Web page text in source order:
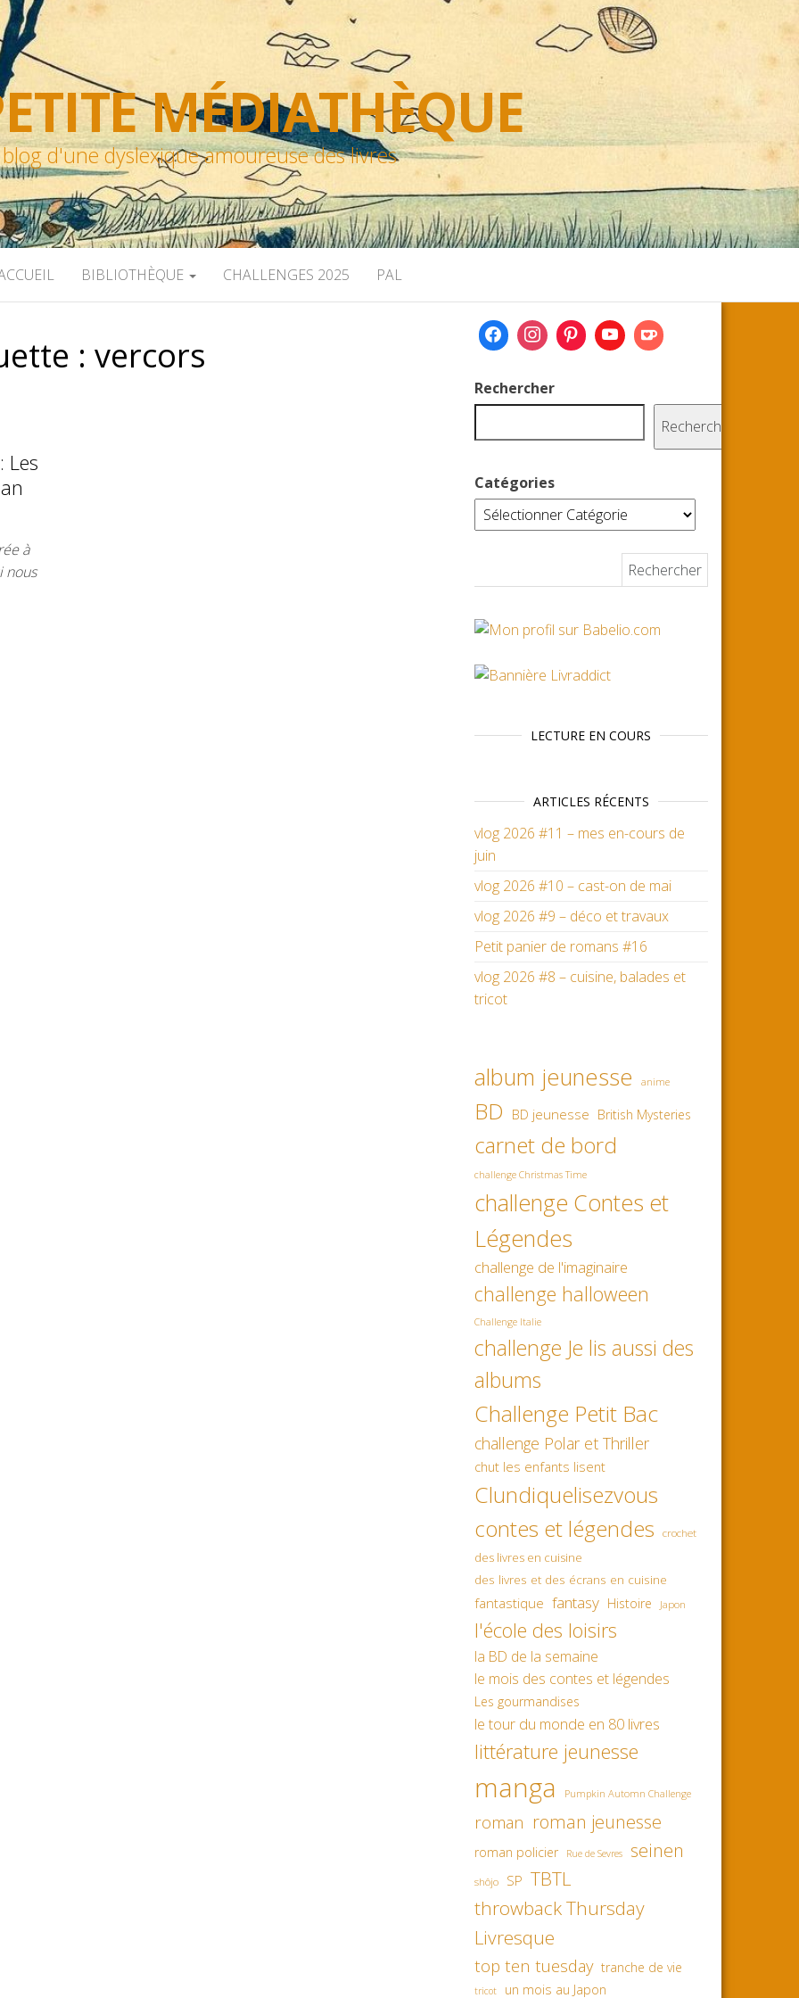
MÉDIATHÈQUE
blog d'une dyslexique amoureuse des livres
BIBLIOTHÈQUE CHALLENGES 2025 PAL
: vercors
Les
à
nous
Rechercher
Rechercher
Catégories
LECTURE EN COURS
ARTICLES RÉCENTS
vlog 2026 #11 – mes en-cours de
juin
vlog 2026 #10 – cast-on de mai
vlog 2026 #9 – déco et travaux
Petit panier de romans #16
vlog 2026 #8 – cuisine, balades et
tricot
album jeunesse anime
BD BD jeunesse British Mysteries
carnet de bord
challenge Christmas Time
challenge Contes et
Légendes
challenge de l'imaginaire
challenge halloween
Challenge Italie
challenge Je lis aussi des
albums
Challenge Petit Bac
challenge Polar et Thriller
chut les enfants lisent
Clundiquelisezvous
contes et légendes
crochet
des livres en cuisine
des livres et des écrans en cuisine
fantastique fantasy Histoire Japon
l'école des loisirs
la BD de la semaine
le mois des contes et légendes
Les gourmandises
le tour du monde en 80 livres
littérature jeunesse
manga Pumpkin Automn Challenge
roman roman jeunesse
roman policier Rue de Sevres seinen
shôjo SP TBTL
throwback Thursday
Livresque
top ten tuesday tranche de vie
tricot un mois au Japon